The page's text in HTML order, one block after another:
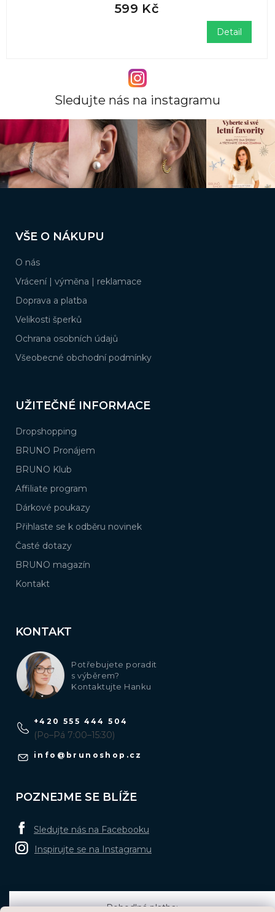
599 Kč
Detail
Sledujte nás na instagramu
pVŠE O NÁKUPU
O nás
Vrácení | výměna | reklamace
Doprava a platba
Velikosti šperků
Ochrana osobních údajů
Všeobecné obchodní podmínky
UŽITEČNÉ INFORMACE
Dropshopping
BRUNO Pronájem
BRUNO Klub
Affiliate program
Dárkové poukazy
Přihlaste se k odběru novinek
Časté dotazy
BRUNO magazín
Kontakt
KONTAKT
Potřebujete poradit
s výběrem?
Kontaktujte Hanku
info @ brunoshop.cz
+420 555 444 504
(Po–Pá 7:00–15:30)
POZNEJME SE BLÍŽE
Sledujte nás na Facebooku
Inspirujte se na Instagramu
Pohodlná platba: